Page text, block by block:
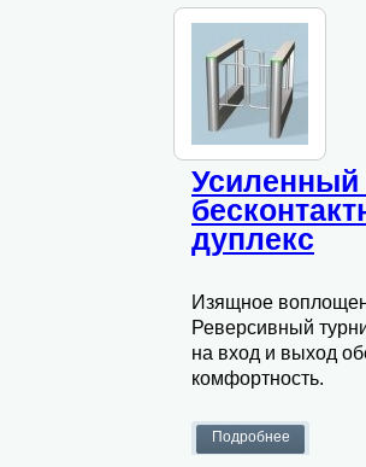
Усиленный
дуплекс
Изящное
Реверсивный
на вход и выход
комфортность.